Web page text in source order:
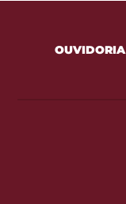
OUVIDORIA